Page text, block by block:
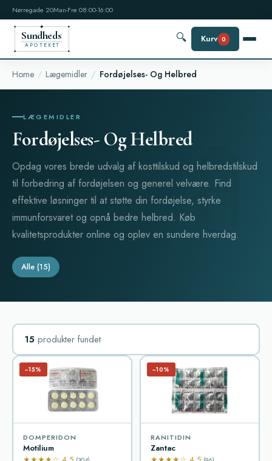
Nørregade 20Man-Fre 08:00-16:00
Sundheds
APOTEKET
🔍 Kurv 0
Home Lægemidler Fordøjelses- Og Helbred
LÆGEMIDLER
Fordøjelses- Og Helbred
Opdag vores brede udvalg af kosttilskud og helbredstilskud
til forbedring af fordøjelsen og generel velvære. Find
effektive løsninger til at støtte din fordøjelse, styrke
immunforsvaret og opnå bedre helbred. Køb
kvalitetsprodukter online og oplev en sundere hverdag.
Alle (15)
15 produkter fundet
−15%
DOMPERIDON
Motilium
−10%
RANITIDIN
Zantac